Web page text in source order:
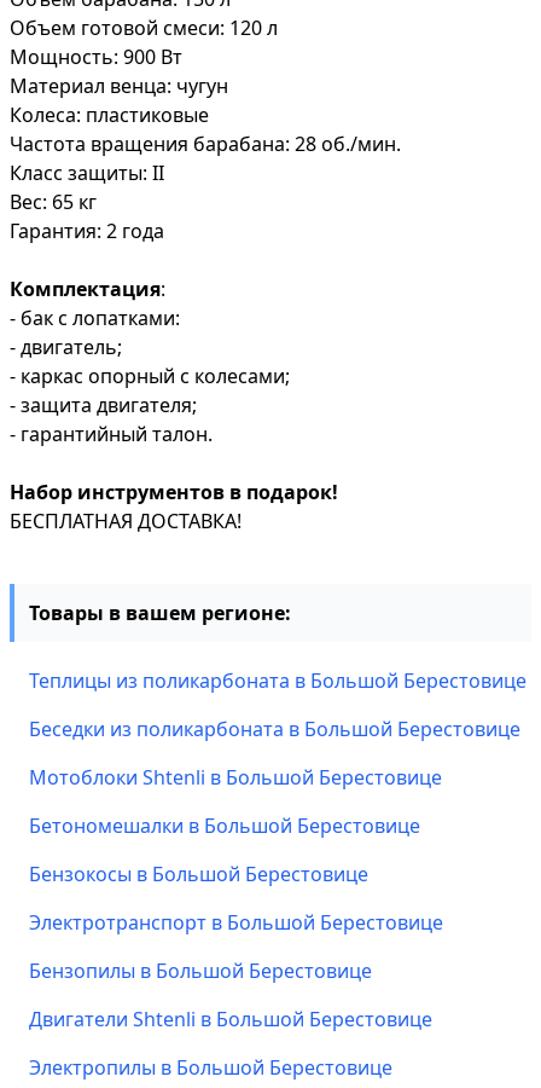
Объем готовой смеси: 120 л
Мощность: 900 Вт
Материал венца: чугун
Колеса: пластиковые
Частота вращения барабана: 28 об./мин.
Класс защиты: II
Вес: 65 кг
Гарантия: 2 года
Комплектация:
- бак с лопатками:
- двигатель;
- каркас опорный с колесами;
- защита двигателя;
- гарантийный талон.
Набор инструментов в подарок!
БЕСПЛАТНАЯ ДОСТАВКА!
Товары в вашем регионе:
Теплицы из поликарбоната в Большой Берестовице
Беседки из поликарбоната в Большой Берестовице
Мотоблоки Shtenli в Большой Берестовице
Бетономешалки в Большой Берестовице
Бензокосы в Большой Берестовице
Электротранспорт в Большой Берестовице
Бензопилы в Большой Берестовице
Двигатели Shtenli в Большой Берестовице
Электропилы в Большой Берестовице